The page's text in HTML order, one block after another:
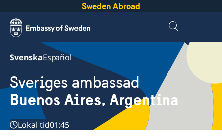
Sweden Abroad
SvenskaEspañol
Sveriges ambassad
Buenos Aires, Argentina
Lokal tid01:45